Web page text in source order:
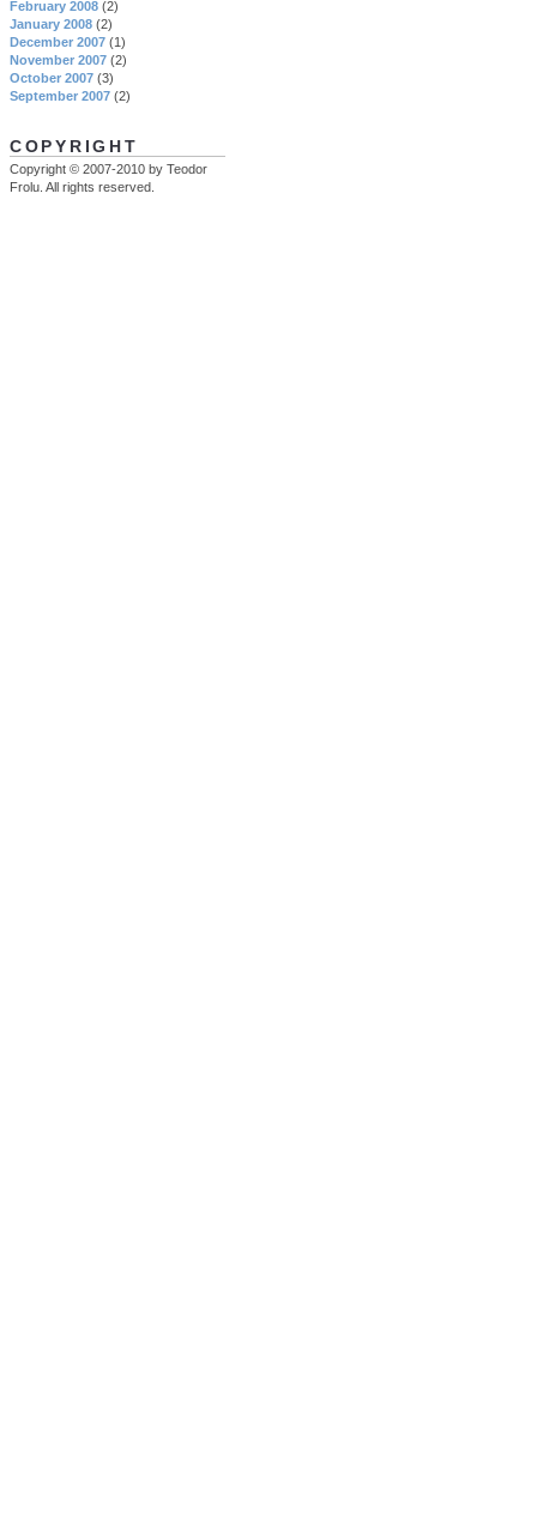
February 2008 (2)
January 2008 (2)
December 2007 (1)
November 2007 (2)
October 2007 (3)
September 2007 (2)
COPYRIGHT
Copyright © 2007-2010 by Teodor
Frolu. All rights reserved.